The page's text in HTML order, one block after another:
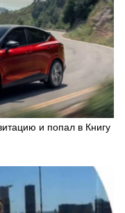
и попал в Книгу